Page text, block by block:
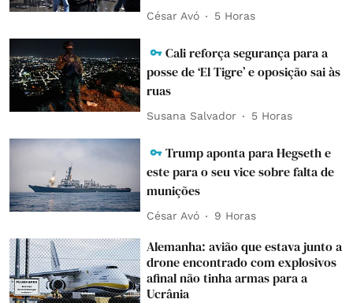
César Avó 5 Horas
Cali reforça segurança para a
posse de ‘El Tigre’ e oposição sai às
ruas
Susana Salvador 5 Horas
Trump aponta para Hegseth e
este para o seu vice sobre falta de
munições
César Avó 9 Horas
Alemanha: avião que estava junto a
drone encontrado com explosivos
afinal não tinha armas para a
Ucrânia